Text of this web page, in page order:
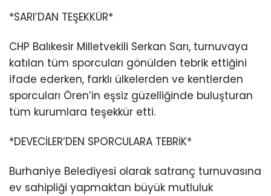
*SARI’DAN TEŞEKKÜR*
CHP Balıkesir Milletvekili Serkan Sarı, turnuvaya
katılan tüm sporcuları gönülden tebrik ettiğini
ifade ederken, farklı ülkelerden ve kentlerden
sporcuları Ören’in eşsiz güzelliğinde buluşturan
tüm kurumlara teşekkür etti.
*DEVECİLER’DEN SPORCULARA TEBRİK*
Burhaniye Belediyesi olarak satranç turnuvasına
ev sahipliği yapmaktan büyük mutluluk